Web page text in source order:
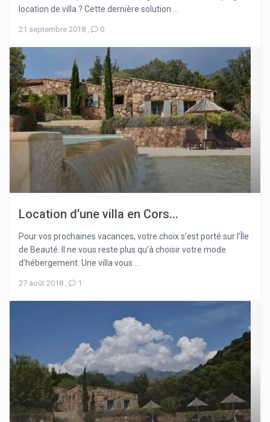
location de villa ? Cette dernière solution ...
21 septembre 2018 , 0
Location d’une villa en Cors...
Pour vos prochaines vacances, votre choix s’est porté sur l’Île
de Beauté. Il ne vous reste plus qu’à choisir votre mode
d’hébergement. Une villa vous ...
27 août 2018 , 1